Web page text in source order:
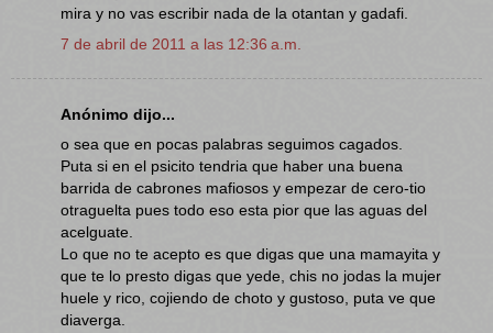
mira y no vas escribir nada de la otantan y gadafi.
7 de abril de 2011 a las 12:36 a.m.
Anónimo dijo...
o sea que en pocas palabras seguimos cagados.
Puta si en el psicito tendria que haber una buena
barrida de cabrones mafiosos y empezar de cero-tio
otraguelta pues todo eso esta pior que las aguas del
acelguate.
Lo que no te acepto es que digas que una mamayita y
que te lo presto digas que yede, chis no jodas la mujer
huele y rico, cojiendo de choto y gustoso, puta ve que
diaverga.